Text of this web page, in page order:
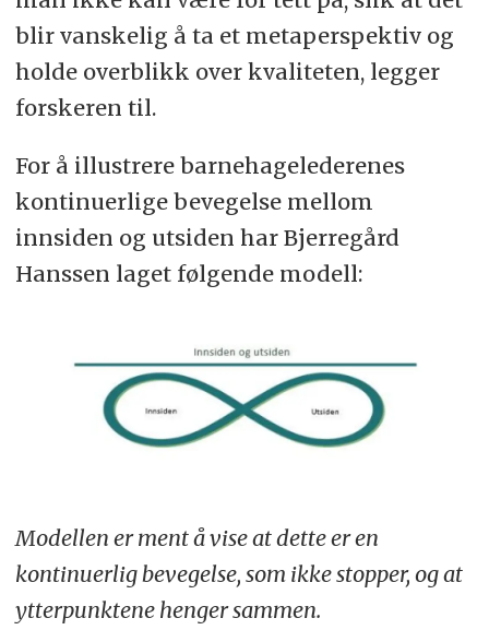
blir vanskelig å ta et metaperspektiv og
holde overblikk over kvaliteten, legger
forskeren til.
For å illustrere barnehagelederenes
kontinuerlige bevegelse mellom
innsiden og utsiden har Bjerregård
Hanssen laget følgende modell:
Modellen er ment å vise at dette er en
kontinuerlig bevegelse, som ikke stopper, og at
ytterpunktene henger sammen.